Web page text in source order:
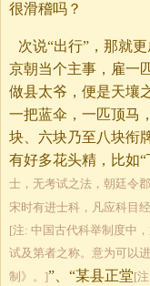
很滑稽吗？
次说“出行”，那就
京朝当个主事，雇一
做县太爷，便是天壤
一把蓝伞，一匹顶马
块、六块乃至八块衔
有好多花头精，比如“
士，无考试之法，朝廷令
宋时有进士科，凡应科目
[注: 中国古代科举制度中
试及第者之称。意为可以
制》。]”、“某县正堂[